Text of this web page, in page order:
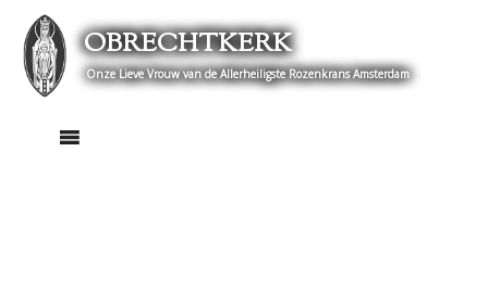
content
OBRECHTKERK
Onze Lieve Vrouw van de Allerheiligste Rozenkrans Amsterdam